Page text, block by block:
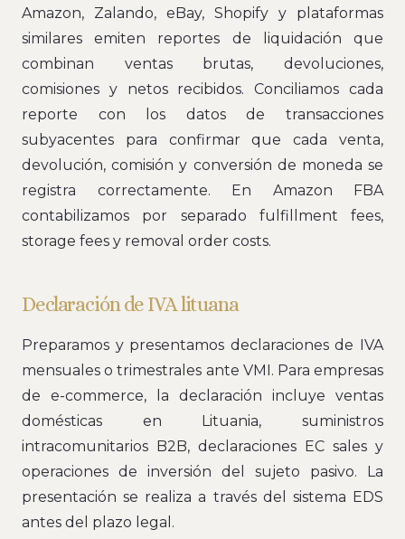
Amazon, Zalando, eBay, Shopify y plataformas
similares emiten reportes de liquidación que
combinan ventas brutas, devoluciones,
comisiones y netos recibidos. Conciliamos cada
reporte con los datos de transacciones
subyacentes para confirmar que cada venta,
devolución, comisión y conversión de moneda se
registra correctamente. En Amazon FBA
contabilizamos por separado fulfillment fees,
storage fees y removal order costs.
Declaración de IVA lituana
Preparamos y presentamos declaraciones de IVA
mensuales o trimestrales ante VMI. Para empresas
de e-commerce, la declaración incluye ventas
domésticas en Lituania, suministros
intracomunitarios B2B, declaraciones EC sales y
operaciones de inversión del sujeto pasivo. La
presentación se realiza a través del sistema EDS
antes del plazo legal.